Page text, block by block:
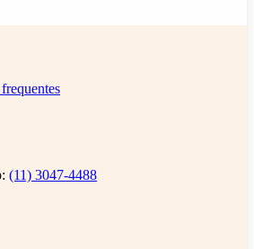
(11) 3047-4488